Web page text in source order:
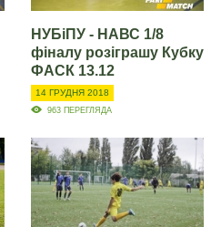
НУБіПУ - НАВС 1/8
фіналу розіграшу Кубку
ФАСК 13.12
14 ГРУДНЯ 2018
963 ПЕРЕГЛЯДА